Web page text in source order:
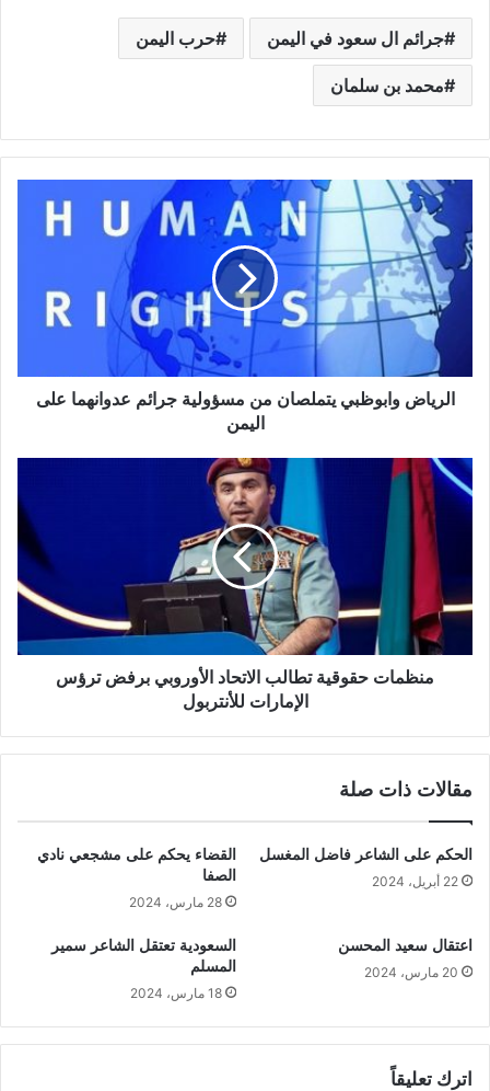
جرائم ال سعود في اليمن حرب اليمن
محمد بن سلمان
الرياض وابوظبي يتملصان من مسؤولية جرائم عدوانهما على
اليمن
منظمات حقوقية تطالب الاتحاد الأوروبي برفض ترؤس
الإمارات للأنتربول
مقالات ذات صلة
الحكم على الشاعر فاضل المغسل
22 أبريل، 2024
القضاء يحكم على مشجعي نادي
الصفا
28 مارس، 2024
اعتقال سعيد المحسن
20 مارس، 2024
السعودية تعتقل الشاعر سمير
المسلم
18 مارس، 2024
اترك تعليقاً